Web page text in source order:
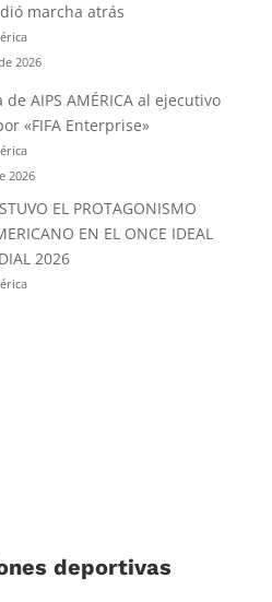
marcha atrás
2026
de AIPS AMÉRICA al ejecutivo
«FIFA Enterprise»
2026
EL PROTAGONISMO
EN EL ONCE IDEAL
2026
deportivas